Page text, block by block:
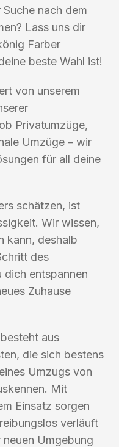
nach dem
Lass uns dir
Farber
beste Wahl ist!
von unserem
Privatumzüge,
Umzüge – wir
für all deine
schätzen, ist
Wir wissen,
kann, deshalb
des
dich entspannen
Zuhause
aus
die sich bestens
Umzugs von
Mit
Einsatz sorgen
verläuft
Umgebung